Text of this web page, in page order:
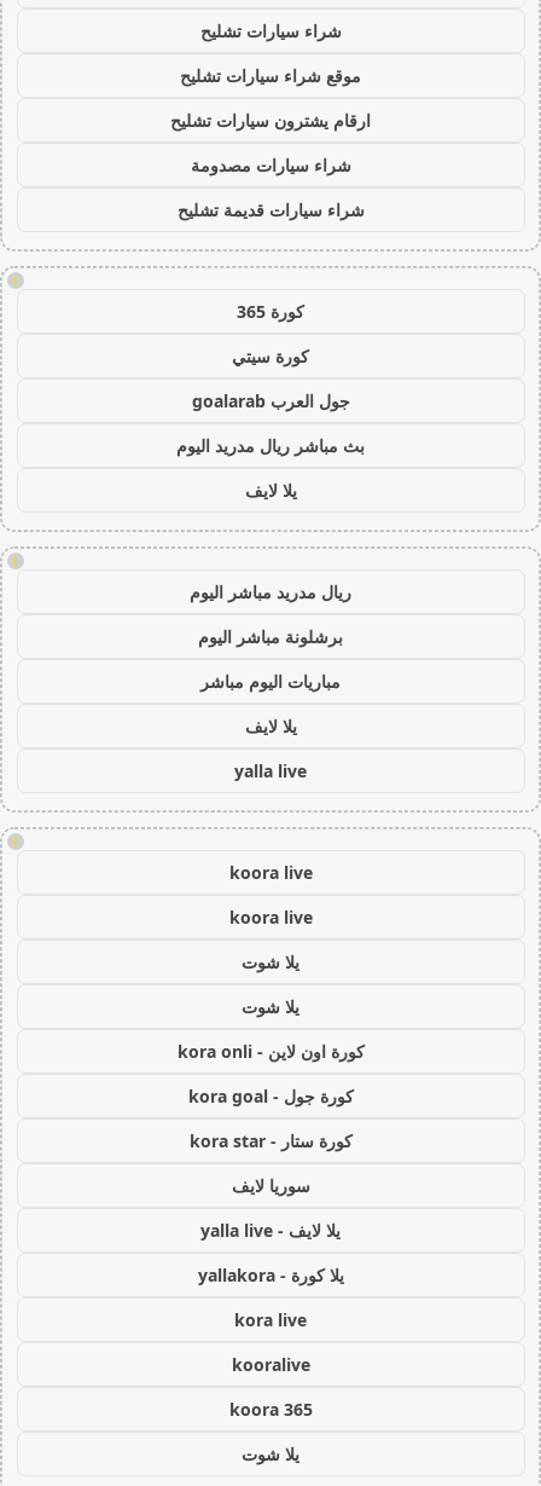
شراء سيارات تشليح
موقع شراء سيارات تشليح
ارقام يشترون سيارات تشليح
شراء سيارات مصدومة
شراء سيارات قديمة تشليح
!
كورة 365
كورة سيتي
جول العرب goalarab
بث مباشر ريال مدريد اليوم
يلا لايف
!
ريال مدريد مباشر اليوم
برشلونة مباشر اليوم
مباريات اليوم مباشر
يلا لايف
yalla live
!
koora live
koora live
يلا شوت
يلا شوت
كورة اون لاين - kora onli
كورة جول - kora goal
كورة ستار - kora star
سوريا لايف
يلا لايف - yalla live
يلا كورة - yallakora
kora live
kooralive
koora 365
يلا شوت